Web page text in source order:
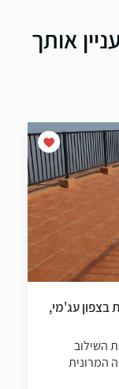
אותך
בצפון עג'מי,
השילוב
המרונית